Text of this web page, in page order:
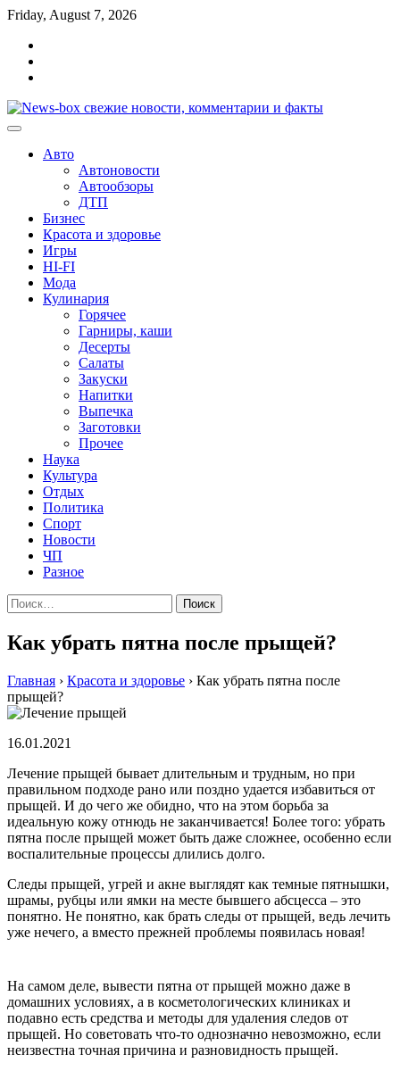
Перейти
содержимому
Friday, August 7, 2026
Авто
Автоновости
Автообзоры
ДТП
Бизнес
Красота и здоровье
Игры
HI-FI
Мода
Кулинария
Горячее
Гарниры, каши
Десерты
Салаты
Закуски
Напитки
Выпечка
Заготовки
Прочее
Наука
Культура
Отдых
Политика
Спорт
Новости
ЧП
Разное
Найти:
Как убрать пятна после прыщей?
Главная › Красота и здоровье › Как убрать пятна после
прыщей?
16.01.2021
Лечение прыщей бывает длительным и трудным, но при
правильном подходе рано или поздно удается избавиться от
прыщей. И до чего же обидно, что на этом борьба за
идеальную кожу отнюдь не заканчивается! Более того: убрать
пятна после прыщей может быть даже сложнее, особенно если
воспалительные процессы длились долго.
Следы прыщей, угрей и акне выглядят как темные пятнышки,
шрамы, рубцы или ямки на месте бывшего абсцесса – это
понятно. Не понятно, как брать следы от прыщей, ведь лечить
уже нечего, а вместо прежней проблемы появилась новая!
На самом деле, вывести пятна от прыщей можно даже в
домашних условиях, а в косметологических клиниках и
подавно есть средства и методы для удаления следов от
прыщей. Но советовать что-то однозначно невозможно, если
неизвестна точная причина и разновидность прыщей.